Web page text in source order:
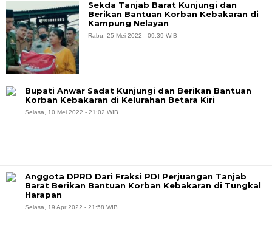
Sekda Tanjab Barat Kunjungi dan
Berikan Bantuan Korban Kebakaran di
Kampung Nelayan
Rabu, 25 Mei 2022 - 09:39 WIB
Bupati Anwar Sadat Kunjungi dan Berikan Bantuan
Korban Kebakaran di Kelurahan Betara Kiri
Selasa, 10 Mei 2022 - 21:02 WIB
Anggota DPRD Dari Fraksi PDI Perjuangan Tanjab
Barat Berikan Bantuan Korban Kebakaran di Tungkal
Harapan
Selasa, 19 Apr 2022 - 21:58 WIB